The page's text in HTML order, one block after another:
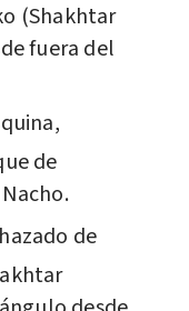
(Shakhtar
fuera del
de
de